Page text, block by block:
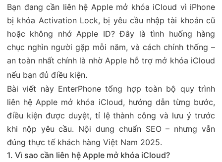
Bạn đang cần liên hệ Apple mở khóa iCloud vì iPhone
bị khóa Activation Lock, bị yêu cầu nhập tài khoản cũ
hoặc không nhớ Apple ID? Đây là tình huống hàng
chục nghìn người gặp mỗi năm, và cách chính thống –
an toàn nhất chính là nhờ Apple hỗ trợ mở khóa iCloud
nếu bạn đủ điều kiện.
Bài viết này EnterPhone tổng hợp toàn bộ quy trình
liên hệ Apple mở khóa iCloud, hướng dẫn từng bước,
điều kiện được duyệt, tỉ lệ thành công và lưu ý trước
khi nộp yêu cầu. Nội dung chuẩn SEO – nhưng vẫn
đúng thực tế khách hàng Việt Nam 2025.
1. Vì sao cần liên hệ Apple mở khóa iCloud?